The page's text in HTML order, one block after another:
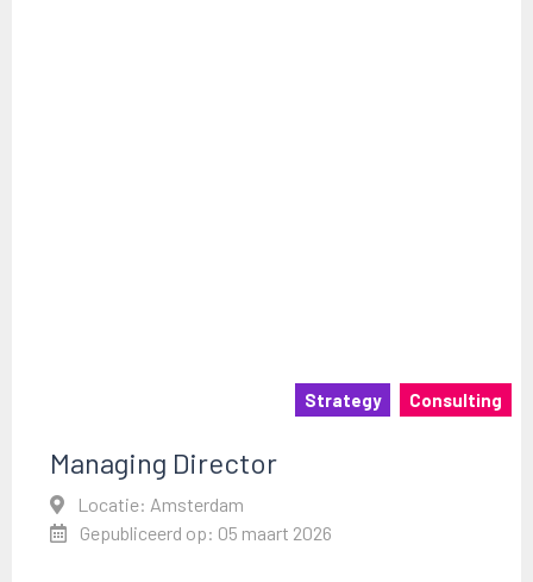
Strategy Consulting
Managing Director
Locatie: Amsterdam
Gepubliceerd op: 05 maart 2026